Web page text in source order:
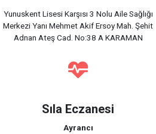
Yunuskent Lisesi Karşısı 3 Nolu Aile Sağlığı
Merkezi Yanı Mehmet Akif Ersoy Mah. Şehit
Adnan Ateş Cad. No:38 A KARAMAN
Sıla Eczanesi
Ayrancı